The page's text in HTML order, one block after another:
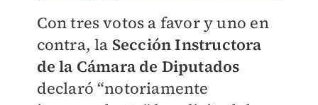
Con tres votos a favor y uno en
contra, la Sección Instructora
de la Cámara de Diputados
declaró “notoriamente